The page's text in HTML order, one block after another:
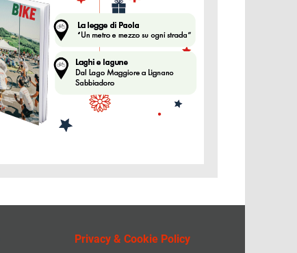
Privacy & Cookie Policy